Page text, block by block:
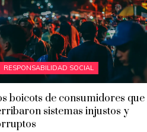
RESPONSABILIDAD SOCIAL
boicots de consumidores que
sistemas injustos y